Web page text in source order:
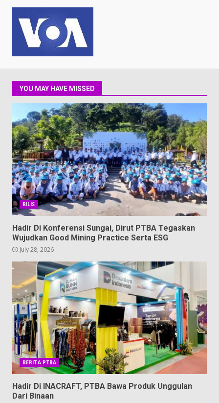
YOU MAY HAVE MISSED
RILIS
Hadir Di Konferensi Sungai, Dirut PTBA Tegaskan
Wujudkan Good Mining Practice Serta ESG
July 28, 2026
BERITA PTBA
Hadir Di INACRAFT, PTBA Bawa Produk Unggulan
Dari Binaan